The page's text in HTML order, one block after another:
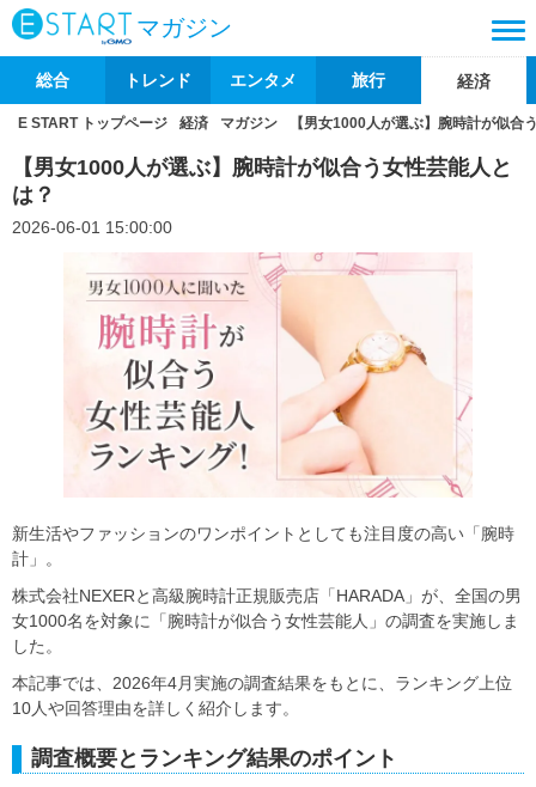
マガジン
総合 トレンド エンタメ 旅行 経済
E START トップページ 経済 マガジン 【男女1000人が選ぶ】腕時計が似合
【男女1000人が選ぶ】腕時計が似合う女性芸能人と
は？
2026-06-01 15:00:00
新生活やファッションのワンポイントとしても注目度の高い「腕時
計」。
株式会社NEXERと高級腕時計正規販売店「HARADA」が、全国の男
女1000名を対象に「腕時計が似合う女性芸能人」の調査を実施しま
した。
本記事では、2026年4月実施の調査結果をもとに、ランキング上位
10人や回答理由を詳しく紹介します。
調査概要とランキング結果のポイント